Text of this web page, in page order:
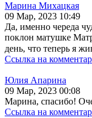
Марина Михацкая
09 Мар, 2023 10:49
Да, именно череда
поклон матушке
день, что теперь я
Ссылка на
Юлия Апарина
09 Мар, 2023 00:08
Марина, спасибо!
Ссылка на